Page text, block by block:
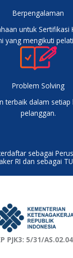
Berpengalaman
untuk Sertifikasi
yang mengikuti
Problem Solving
terbaik dalam setiap
pelanggan.
sebagai
RI dan sebagai
PJK3: 5/31/